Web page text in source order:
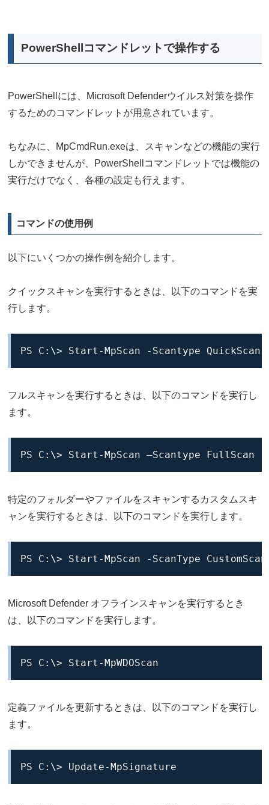
PowerShellコマンドレットで操作する
PowerShellには、Microsoft Defenderウイルス対策を操作
するためのコマンドレットが用意されています。
ちなみに、MpCmdRun.exeは、スキャンなどの機能の実行
しかできませんが、PowerShellコマンドレットでは機能の
実行だけでなく、各種の設定も行えます。
コマンドの使用例
以下にいくつかの操作例を紹介します。
クイックスキャンを実行するときは、以下のコマンドを実
行します。
PS C:\> Start-MpScan -Scantype QuickScan
フルスキャンを実行するときは、以下のコマンドを実行し
ます。
PS C:\> Start-MpScan –Scantype FullScan
特定のフォルダーやファイルをスキャンするカスタムスキ
ャンを実行するときは、以下のコマンドを実行します。
PS C:\> Start-MpScan -ScanType CustomScan -
Microsoft Defender オフラインスキャンを実行するとき
は、以下のコマンドを実行します。
PS C:\> Start-MpWDOScan
定義ファイルを更新するときは、以下のコマンドを実行し
ます。
PS C:\> Update-MpSignature